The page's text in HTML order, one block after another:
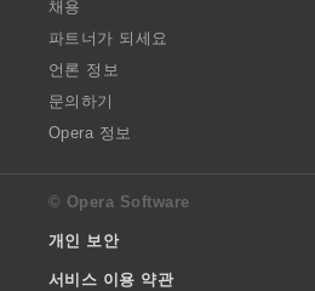
채용
파트너가 되세요
언론 정보
문의하기
Opera 정보
© Opera Software
개인 보안
서비스 이용 약관